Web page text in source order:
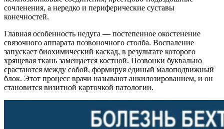
сочленения, а нередко и периферические суставы
конечностей.
Главная особенность недуга — постепенное окостенение
связочного аппарата позвоночного столба. Воспаление
запускает биохимический каскад, в результате которого
хрящевая ткань замещается костной. Позвонки буквально
срастаются между собой, формируя единый малоподвижный
блок. Этот процесс врачи называют анкилозированием, и он
становится визитной карточкой патологии.